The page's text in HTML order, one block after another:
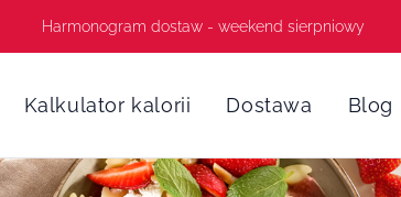
Harmonogram dostaw - weekend sierpniowy
Kalkulator kalorii Dostawa Blog